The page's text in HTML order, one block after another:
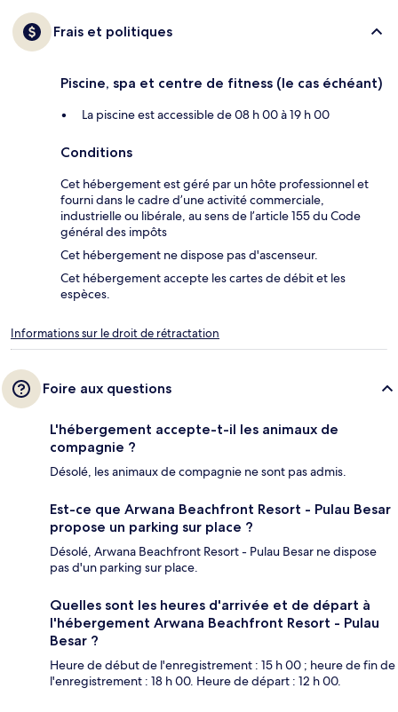
Frais et politiques
Piscine, spa et centre de fitness (le cas échéant)
La piscine est accessible de 08 h 00 à 19 h 00
Conditions
Cet hébergement est géré par un hôte professionnel et
fourni dans le cadre d’une activité commerciale,
industrielle ou libérale, au sens de l’article 155 du Code
général des impôts
Cet hébergement ne dispose pas d'ascenseur.
Cet hébergement accepte les cartes de débit et les
espèces.
Informations sur le droit de rétractation
Foire aux questions
L'hébergement accepte-t-il les animaux de
compagnie ?
Désolé, les animaux de compagnie ne sont pas admis.
Est-ce que Arwana Beachfront Resort - Pulau Besar
propose un parking sur place ?
Désolé, Arwana Beachfront Resort - Pulau Besar ne dispose
pas d'un parking sur place.
Quelles sont les heures d'arrivée et de départ à
l'hébergement Arwana Beachfront Resort - Pulau
Besar ?
Heure de début de l'enregistrement : 15 h 00 ; heure de fin de
l'enregistrement : 18 h 00. Heure de départ : 12 h 00.